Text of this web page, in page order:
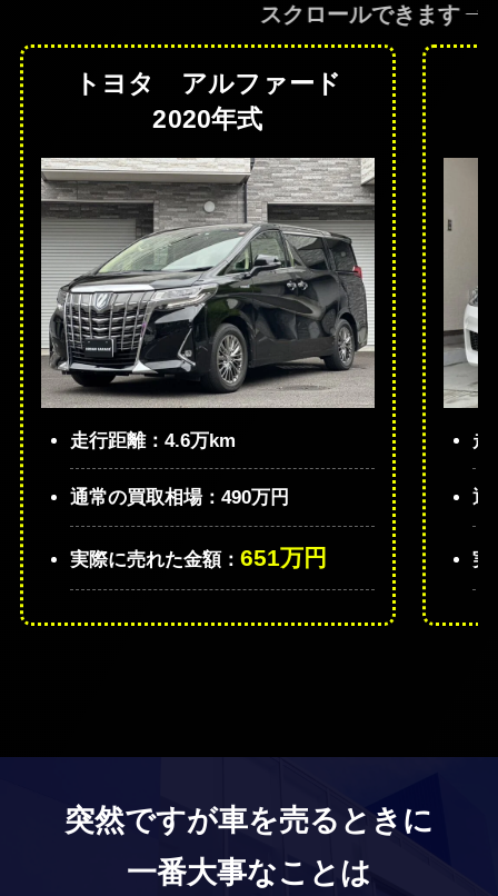
スクロールできます
トヨタ アルファード
2020年式
走行距離：4.6万km
通常の買取相場：490万円
実際に売れた金額： 651万円
走
通
実
突然ですが車を売るときに
一番大事なことは